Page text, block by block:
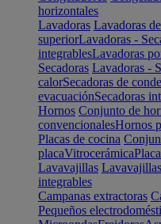
horizontales
Lavadoras Lavadoras
superiorLavadoras -
integrablesLavadoras
Secadoras Lavadoras -
calorSecadoras de
evacuaciónSecadoras
Hornos Conjunto de
convencionalesHornos
Placas de cocina
placaVitrocerámica
Lavavajillas
integrables
Campanas extractoras
Pequeños